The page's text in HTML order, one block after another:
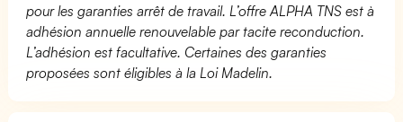
pour les garanties arrêt de travail. L’offre ALPHA TNS est à
adhésion annuelle renouvelable par tacite reconduction.
L’adhésion est facultative. Certaines des garanties
proposées sont éligibles à la Loi Madelin.